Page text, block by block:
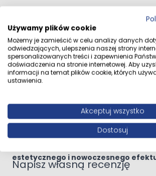
Idealnie sprawdzają się zarówno
we
zewnątrz budynków, można je
oraz ścianach. Świetnie pasować będą
kuchni czy w kortarzach, a
dziękimrozoodpornościmożna je
tarasie czy balkonie.
Płytki te są rektyfikowane co oznacza,
są precyzyjnie przycięte pod kątem
Dzięki tej obróbce, płytki mają
ułatwia dokładne ułożenie ich obok
estetycznego i nowoczesnego
o.o.
Przejdź do
Opinie klientów
Napisz własną recenzję
Używamy plików cookie
Możemy je zamieścić w celu analizy danych
odwiedzających, ulepszenia naszej strony
spersonalizowanych treści i zapewnienia
doświadczenia na stronie internetowej. Aby
informacji na temat plików cookie, których
ustawienia.
Akceptuj wszystko
Dostosuj